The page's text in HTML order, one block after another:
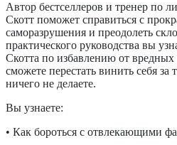
Автор бестселлеров и тренер по
Скотт поможет справиться с
саморазрушения и преодолеть
практического руководства вы
Скотта по избавлению от
сможете перестать винить себя за
ничего не делаете.
Вы узнаете:
• Как бороться с отвлекающими